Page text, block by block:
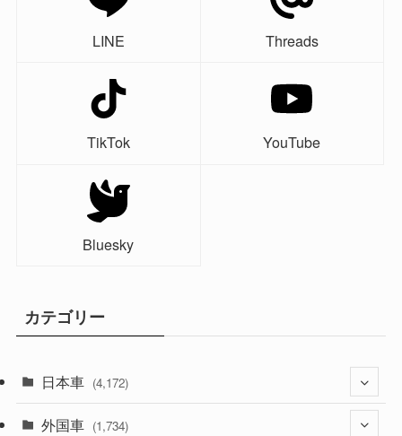
LINE Threads
TikTok YouTube
Bluesky
カテゴリー
日本車 (4,172)
(1,321)
外国車 (1,734)